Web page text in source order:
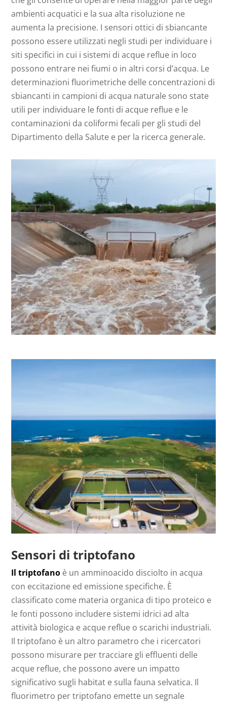
ambienti acquatici e la sua alta risoluzione ne
aumenta la precisione. I sensori ottici di sbiancante
possono essere utilizzati negli studi per individuare i
siti specifici in cui i sistemi di acque reflue in loco
possono entrare nei fiumi o in altri corsi d’acqua. Le
determinazioni fluorimetriche delle concentrazioni di
sbiancanti in campioni di acqua naturale sono state
utili per individuare le fonti di acque reflue e le
contaminazioni da coliformi fecali per gli studi del
Dipartimento della Salute e per la ricerca generale.
Sensori di triptofano
Il triptofano è un amminoacido disciolto in acqua
con eccitazione ed emissione specifiche. È
classificato come materia organica di tipo proteico e
le fonti possono includere sistemi idrici ad alta
attività biologica e acque reflue o scarichi industriali.
Il triptofano è un altro parametro che i ricercatori
possono misurare per tracciare gli effluenti delle
acque reflue, che possono avere un impatto
significativo sugli habitat e sulla fauna selvatica. Il
fluorimetro per triptofano emette un segnale